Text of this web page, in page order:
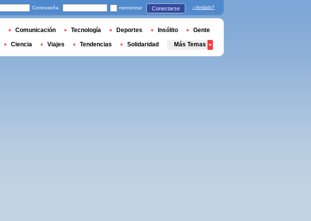
Contraseña memorizar Conectarse ¿olvidado?
Comunicación Tecnología Deportes Insólito Gente
Ciencia Viajes Tendencias Solidaridad Más Temas